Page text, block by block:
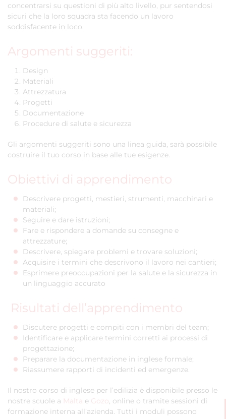
concentrarsi su questioni di più alto livello, pur sentendosi
sicuri che la loro squadra sta facendo un lavoro
soddisfacente in loco.
Argomenti suggeriti:
Design
Materiali
Attrezzatura
Progetti
Documentazione
Procedure di salute e sicurezza
Gli argomenti suggeriti sono una linea guida, sarà possibile
costruire il tuo corso in base alle tue esigenze.
Obiettivi di apprendimento
Descrivere progetti, mestieri, strumenti, macchinari e
materiali;
Seguire e dare istruzioni;
Fare e rispondere a domande su consegne e
attrezzature;
Descrivere, spiegare problemi e trovare soluzioni;
Acquisire i termini che descrivono il lavoro nei cantieri;
Esprimere preoccupazioni per la salute e la sicurezza in
un linguaggio accurato
Risultati dell’apprendimento
Discutere progetti e compiti con i membri del team;
Identificare e applicare termini corretti ai processi di
progettazione;
Preparare la documentazione in inglese formale;
Riassumere rapporti di incidenti ed emergenze.
Il nostro corso di inglese per l’edilizia è disponibile presso le
nostre scuole a Malta e Gozo , online o tramite sessioni di
formazione interna all’azienda. Tutti i moduli possono